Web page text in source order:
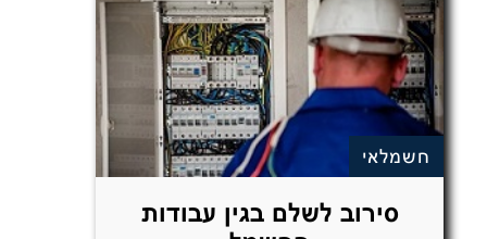
חשמלאי
סירוב לשלם בגין עבודות